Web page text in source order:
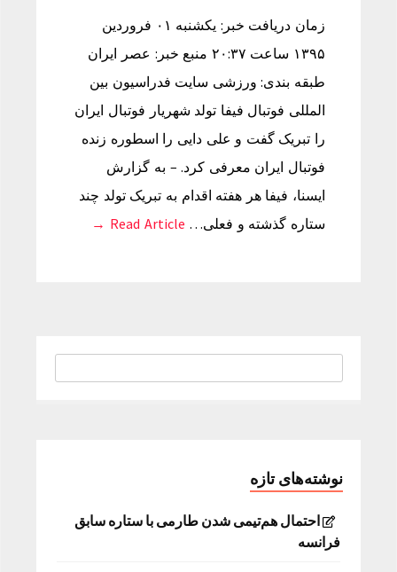
زمان دریافت خبر: یکشنبه ۰۱ فروردین
۱۳۹۵ ساعت ۲۰:۳۷ منبع خبر: عصر ایران
طبقه بندی: ورزشی سایت فدراسیون بین
المللی فوتبال فیفا تولد شهریار فوتبال ایران
را تبریک گفت و علی دایی را اسطوره زنده
فوتبال ایران معرفی کرد. – به گزارش
ایسنا، فیفا هر هفته اقدام به تبریک تولد چند
ستاره گذشته و فعلی… Read Article →
نوشته‌های تازه
احتمال هم‌تیمی شدن طارمی با ستاره سابق
فرانسه